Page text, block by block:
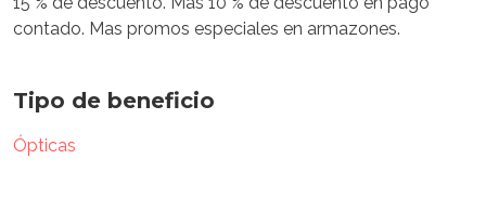
contado. Mas promos especiales en armazones.
Tipo de beneficio
Ópticas